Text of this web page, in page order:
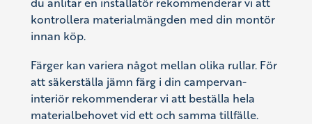
kontrollera materialmängden med din montör
innan köp.
Färger kan variera något mellan olika rullar. För
att säkerställa jämn färg i din campervan-
interiör rekommenderar vi att beställa hela
materialbehovet vid ett och samma tillfälle.